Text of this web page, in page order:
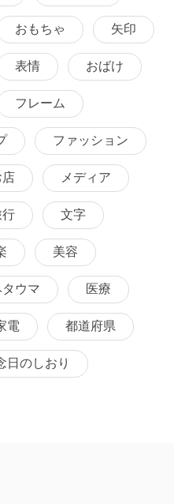
おもちゃ 矢印
表情 おばけ
フレーム
ファッション
店 メディア
行 文字
美容
タウマ 医療
電 都道府県
日のしおり